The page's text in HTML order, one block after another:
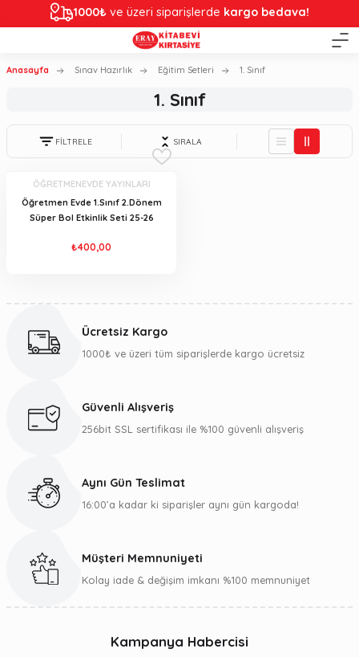
1000₺ ve üzeri siparişlerde kargo bedava!
Anasayfa Sınav Hazırlık Eğitim Setleri 1. Sınıf
1. Sınıf
FİLTRELE SIRALA
ÖĞRETMENEVDE YAYINLARI
Öğretmen Evde 1.Sınıf 2.Dönem
Süper Bol Etkinlik Seti 25-26
₺400,00
Ücretsiz Kargo
1000₺ ve üzeri tüm siparişlerde kargo ücretsiz
Güvenli Alışveriş
256bit SSL sertifikası ile %100 güvenli alışveriş
Aynı Gün Teslimat
16:00’a kadar ki siparişler aynı gün kargoda!
Müşteri Memnuniyeti
Kolay iade & değişim imkanı %100 memnuniyet
Kampanya Habercisi